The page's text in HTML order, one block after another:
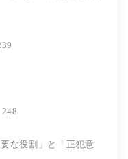
な役割」と「正犯意